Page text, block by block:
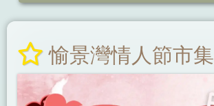
愉景灣情人節市集